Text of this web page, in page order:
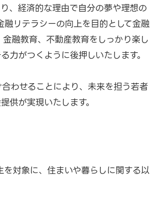
、経済的な理由で自分の夢や理想の
リテラシーの向上を目的として金融
融教育、不動産教育をしっかり楽し
力がつくように後押しいたします。
わせることにより、未来を担う若者
供が実現いたします。
を対象に、住まいや暮らしに関する以